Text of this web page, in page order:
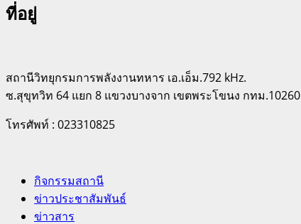
ที่อยู่
สถานีวิทยุกรมการพลังงานทหาร เอ.เอ็ม.792 kHz.
ซ.สุขุทวิท 64 แยก 8 แขวงบางจาก เขตพระโขนง กทม.10260
โทรศัพท์ : 023310825
กิจกรรมสถานี
ข่าวประชาสัมพันธ์
ข่าวสาร